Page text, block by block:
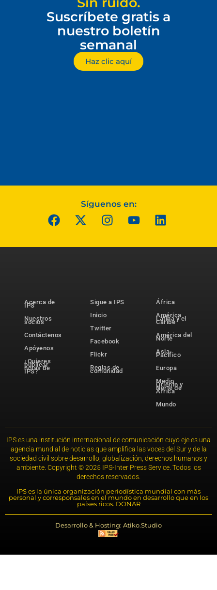
Suscríbete gratis a
nuestro boletín
semanal
Haz clic aquí
Síguenos en:
Acerca de
IPS
Nuestros
socios
Contáctenos
Apóyenos
¿Quieres
publicar
notas de
IPS?
Sigue a IPS
Inicio
Twitter
Facebook
Flickr
Reglas de
comunidad
África
América
Latina y el
Caribe
América del
Norte
Asia-
Pacífico
Europa
Medio
Oriente y
Norte de
África
Mundo
IPS es una institución internacional de comunicación cuyo eje es una
agencia mundial de noticias que amplifica las voces del Sur y de la
sociedad civil sobre desarrollo, globalización, derechos humanos y
ambiente. Copyright © 2025 IPS-Inter Press Service. Todos los
derechos reservados.
IPS es la única organización periodística mundial con más
personal y corresponsales en el mundo en desarrollo que en los
países ricos. DONAR
Desarrollo & Hosting: Atiko.Studio